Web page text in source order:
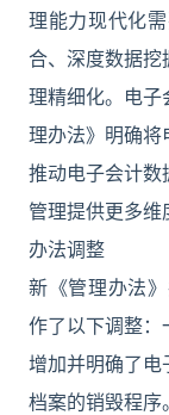
理能力现代化
合、深度数据挖
理精细化。电子
理办法》明确将
推动电子会计数
管理提供更多
办法调整
新《管理办法
作了以下调整：
增加并明确了电
档案的销毁程序